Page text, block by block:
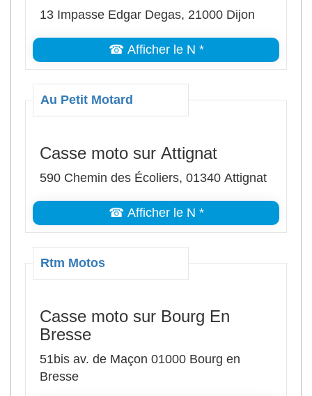
13 Impasse Edgar Degas, 21000 Dijon
☎ Afficher le N *
Au Petit Motard
Casse moto sur Attignat
590 Chemin des Écoliers, 01340 Attignat
☎ Afficher le N *
Rtm Motos
Casse moto sur Bourg En
Bresse
51bis av. de Maçon 01000 Bourg en
Bresse